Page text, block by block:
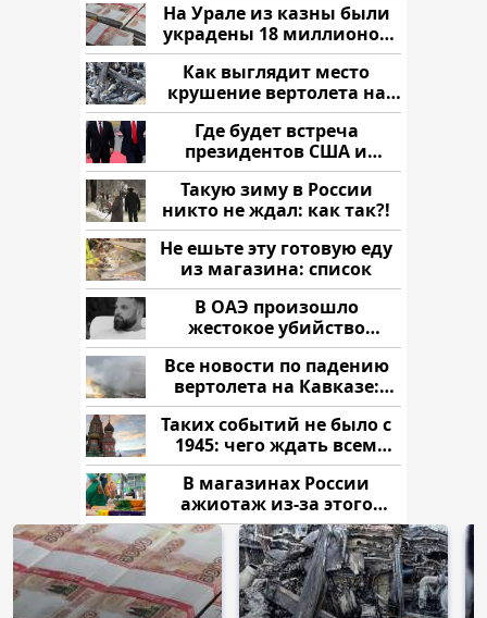
На Урале из казны были
украдены 18 миллионов
рублей
Как выглядит место
крушение вертолета на
Кавказе: смотреть
Где будет встреча
президентов США и
России: Европа?
Такую зиму в России
никто не ждал: как так?!
Не ешьте эту готовую еду
из магазина: список
В ОАЭ произошло
жестокое убийство
криптомиллионера
Все новости по падению
вертолета на Кавказе:
читать здесь
Таких событий не было с
1945: чего ждать всем
нам?
В магазинах России
ажиотаж из-за этого
продукта: что купить?